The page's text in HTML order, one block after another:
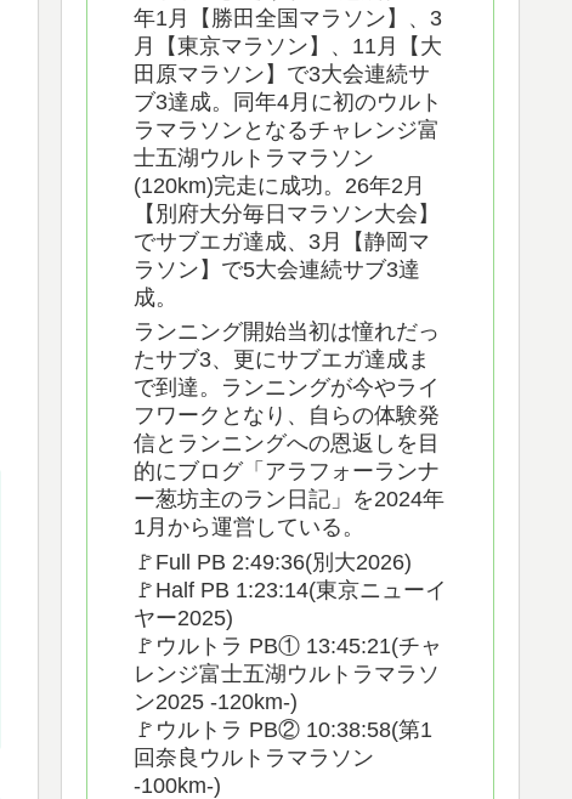
年1月【勝田全国マラソン】、3
月【東京マラソン】、11月【大
田原マラソン】で3大会連続サ
ブ3達成。同年4月に初のウルト
ラマラソンとなるチャレンジ富
士五湖ウルトラマラソン
(120km)完走に成功。26年2月
【別府大分毎日マラソン大会】
でサブエガ達成、3月【静岡マ
ラソン】で5大会連続サブ3達
成。
ランニング開始当初は憧れだっ
たサブ3、更にサブエガ達成ま
で到達。ランニングが今やライ
フワークとなり、自らの体験発
信とランニングへの恩返しを目
的にブログ「アラフォーランナ
ー葱坊主のラン日記」を2024年
1月から運営している。
🚩Full PB 2:49:36(別大2026)
🚩Half PB 1:23:14(東京ニューイ
ヤー2025)
🚩ウルトラ PB① 13:45:21(チャ
レンジ富士五湖ウルトラマラソ
ン2025 -120km-)
🚩ウルトラ PB② 10:38:58(第1
回奈良ウルトラマラソン
-100km-)